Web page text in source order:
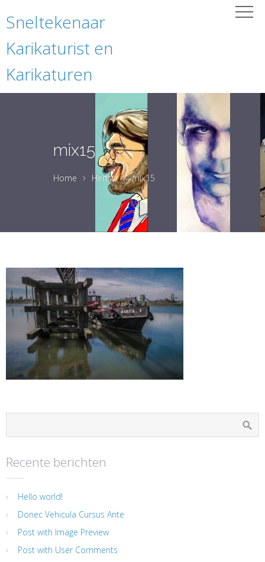
Sneltekenaar
Karikaturist en
Karikaturen
mix15
Home Herfst mix15
Recente berichten
Hello world!
Donec Vehicula Cursus Ante
Post with Image Preview
Post with User Comments